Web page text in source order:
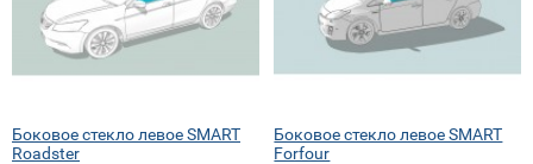
Боковое стекло левое SMART
Roadster
Боковое стекло левое SMART
Forfour